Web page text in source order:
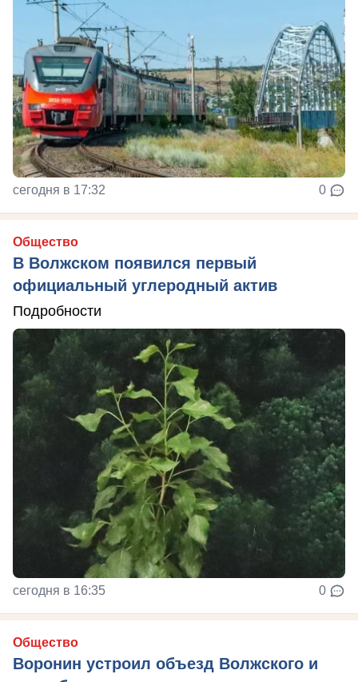
сегодня в 17:32 0
Общество
В Волжском появился первый
официальный углеродный актив
Подробности
сегодня в 16:35 0
Общество
Воронин устроил объезд Волжского и